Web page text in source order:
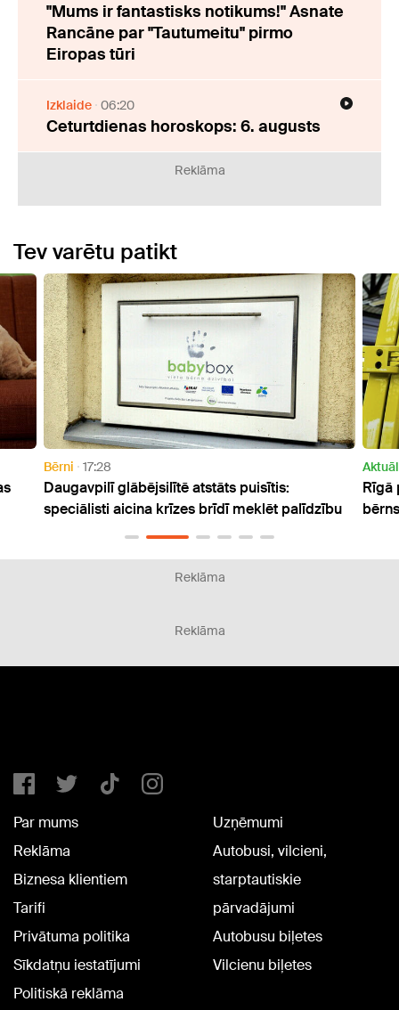
"Mums ir fantastisks notikums!" Asnate
Rancāne par "Tautumeitu" pirmo
Eiropas tūri
Izklaide 06:20
Ceturtdienas horoskops: 6. augusts
Reklāma
Tev varētu patikt
Bērni 17:28
Daugavpilī glābējsilītē atstāts puisītis:
speciālisti aicina krīzes brīdī meklēt palīdzību
Rīgā
Reklāma
Reklāma
Par mums
Reklāma
Biznesa klientiem
Tarifi
Privātuma politika
Sīkdatņu iestatījumi
Politiskā reklāma
Uzņēmumi
Autobusi, vilcieni,
starptautiskie
pārvadājumi
Autobusu biļetes
Vilcienu biļetes